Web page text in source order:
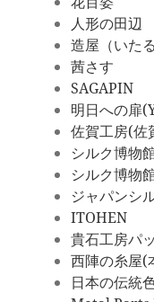
人形の田辺
造屋（いたる
茜さす
SAGAPIN
明日への扉
佐賀工房(佐
シルク博物
シルク博物
ジャパンシ
ITOHEN
貴石工房パ
西陣の糸屋(
日本の伝統